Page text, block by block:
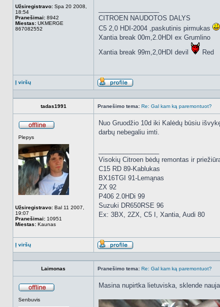
Užsiregistravo: Spa 20 2008,
18:54
Pranešimai: 8942
Miestas: UKMERGE
867082552
CITROEN NAUDOTOS DALYS
C5 2,0 HDI-2004 ,paskutinis pirmukas
Xantia break 00m,2.0HDI ex Grumlino
Xantia break 99m,2,0HDI devil
Red
Į viršų
Aprašymas
tadas1991
Pranešimo tema: Re: Gal kam ką paremontuot?
Plepys
Užsiregistravo: Bal 11 2007,
19:07
Pranešimai: 10951
Miestas: Kaunas
Nuo Gruodžio 10d iki Kalėdų būsiu
darbų nebegaliu imti.
Visokių Citroen bėdų remontas ir
C15 RD 89-Kablukas
BX16TGI 91-Lemąnas
ZX 92
P406 2.0HDi 99
Suzuki DR650RSE 96
Ex: 3BX, 2ZX, C5 I, Xantia, Audi 80
Į viršų
Aprašymas
Laimonas
Pranešimo tema: Re: Gal kam ką paremontuot?
Senbuvis
Masina nupirtka lietuviska, sklende